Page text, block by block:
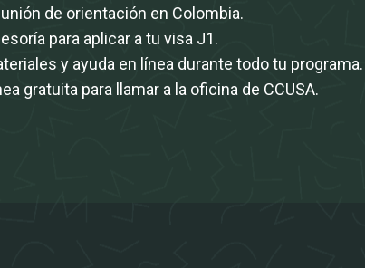
de orientación en Colombia.
para aplicar a tu visa J1.
y ayuda en línea durante todo tu programa.
gratuita para llamar a la oficina de CCUSA.